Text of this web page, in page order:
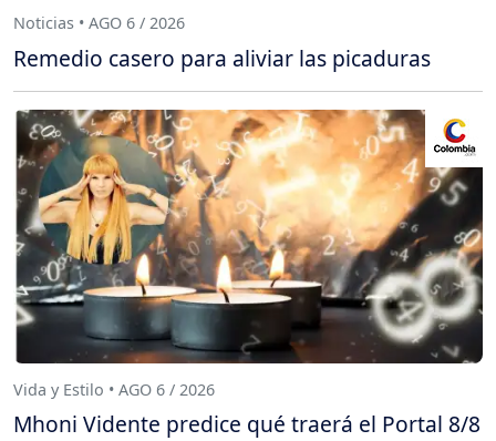
Noticias • AGO 6 / 2026
Remedio casero para aliviar las picaduras
Vida y Estilo • AGO 6 / 2026
Mhoni Vidente predice qué traerá el Portal 8/8